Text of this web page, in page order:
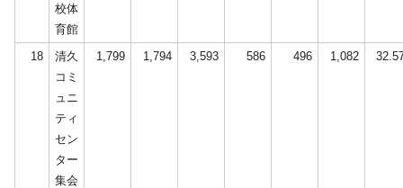
校体
育館
18
清久
コミ
ュニ
ティ
セン
ター
集会
1,799 1,794 3,593 586 496 1,082